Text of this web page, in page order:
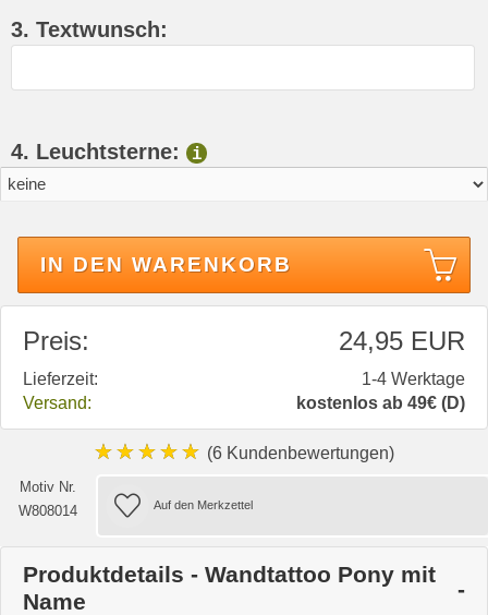
3. Textwunsch:
4. Leuchtsterne: i
IN DEN WARENKORB
Preis: 24,95 EUR
Lieferzeit:
1-4 Werktage
Versand:
kostenlos ab 49€ (D)
★★★★★ (6 Kundenbewertungen)
Motiv Nr.
W808014
Produktdetails - Wandtattoo Pony mit
Name